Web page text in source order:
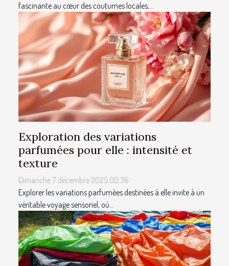
fascinante au cœur des coutumes locales,...
Exploration des variations
parfumées pour elle : intensité et
texture
Dimanche 7 décembre 2025 00:36
Explorer les variations parfumées destinées à elle invite à un
véritable voyage sensoriel, où...